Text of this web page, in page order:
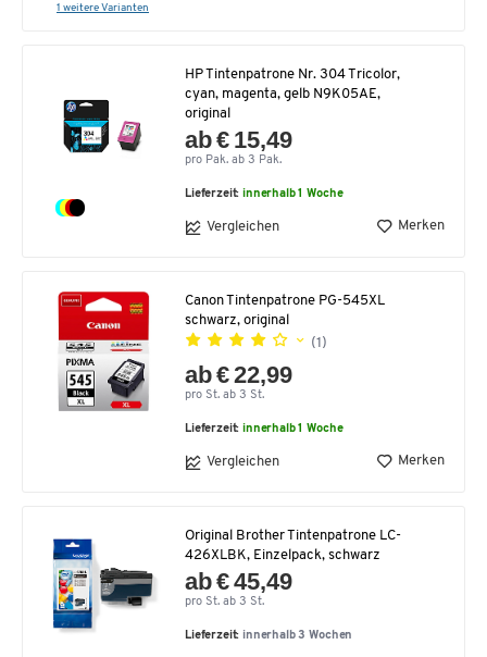
1 weitere Varianten
HP Tintenpatrone Nr. 304 Tricolor,
cyan, magenta, gelb N9K05AE,
original
ab € 15,49
pro Pak. ab 3 Pak.
Lieferzeit:innerhalb 1 Woche
Vergleichen Merken
Canon Tintenpatrone PG-545XL
schwarz, original
(1)
ab € 22,99
pro St. ab 3 St.
Lieferzeit:innerhalb 1 Woche
Vergleichen Merken
Original Brother Tintenpatrone LC-
426XLBK, Einzelpack, schwarz
ab € 45,49
pro St. ab 3 St.
Lieferzeit: innerhalb 3 Wochen